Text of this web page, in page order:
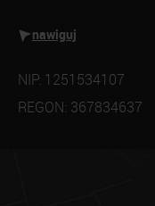
nawiguj
NIP: 1251534107
REGON: 367834637